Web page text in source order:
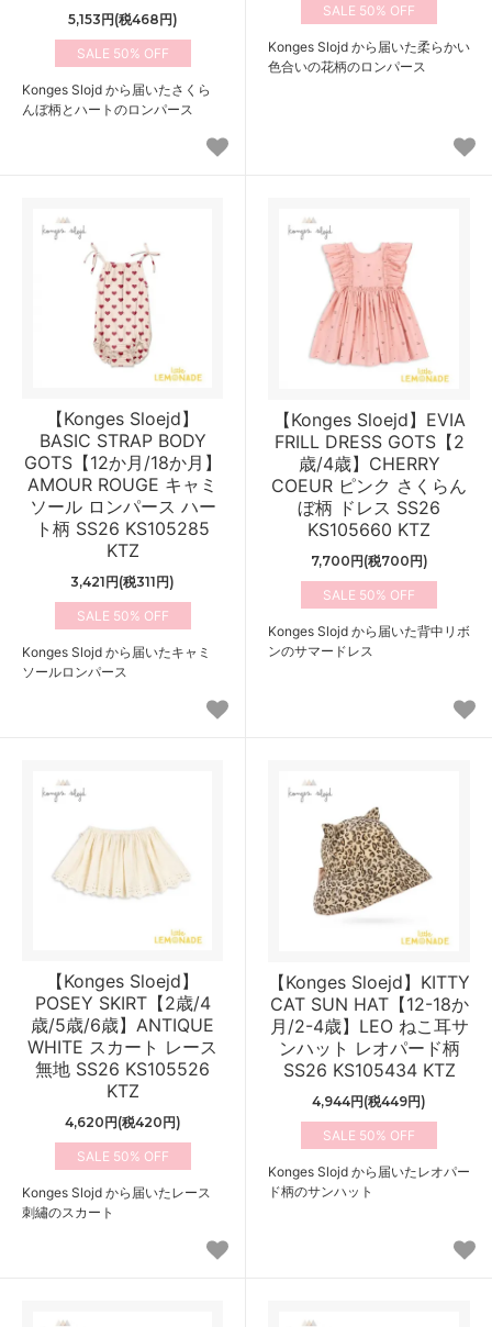
5,153円(税468円)
50%
Konges Slojd から届いたさくら
んぼ柄とハートのロンパース
50%
Konges Slojd から届いた柔らかい
色合いの花柄のロンパース
【Konges Sloejd】
BASIC STRAP BODY
GOTS【12か月/18か月】
AMOUR ROUGE キャミ
ソール ロンパース ハー
ト柄 SS26 KS105285
KTZ
3,421円(税311円)
50%
Konges Slojd から届いたキャミ
ソールロンパース
【Konges Sloejd】EVIA
FRILL DRESS GOTS【2
歳/4歳】CHERRY
COEUR ピンク さくらん
ぼ柄 ドレス SS26
KS105660 KTZ
7,700円(税700円)
50%
Konges Slojd から届いた背中リボ
ンのサマードレス
【Konges Sloejd】
POSEY SKIRT【2歳/4
歳/5歳/6歳】ANTIQUE
WHITE スカート レース
無地 SS26 KS105526
KTZ
4,620円(税420円)
50%
Konges Slojd から届いたレース
刺繡のスカート
【Konges Sloejd】KITTY
CAT SUN HAT【12-18か
月/2-4歳】LEO ねこ耳サ
ンハット レオパード柄
SS26 KS105434 KTZ
4,944円(税449円)
50%
Konges Slojd から届いたレオパー
ド柄のサンハット